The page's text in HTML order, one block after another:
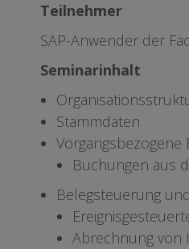
Teilnehmer
SAP-Anwender der
Seminarinhalt
Stammdaten
Vorgangsbezogene
Buchungen aus
Belegsteuerung
Abrechnung von